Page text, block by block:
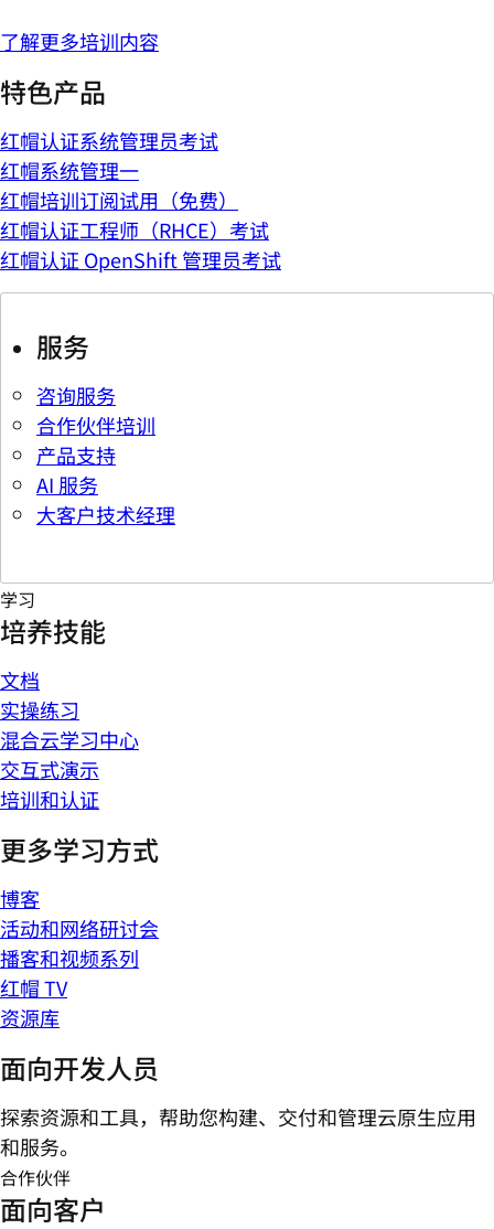
了解更多培训内容
特色产品
红帽认证系统管理员考试
红帽系统管理一
红帽培训订阅试用（免费）
红帽认证工程师（RHCE）考试
红帽认证 OpenShift 管理员考试
服务
咨询服务
合作伙伴培训
产品支持
AI 服务
大客户技术经理
学习
培养技能
文档
实操练习
混合云学习中心
交互式演示
培训和认证
更多学习方式
博客
活动和网络研讨会
播客和视频系列
红帽 TV
资源库
面向开发人员
探索资源和工具，帮助您构建、交付和管理云原生应用
和服务。
合作伙伴
面向客户